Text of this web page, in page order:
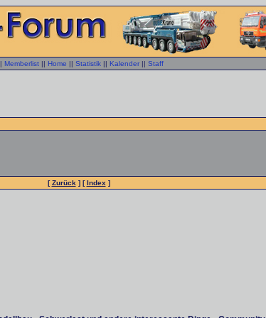
Memberlist || Home || Statistik || Kalender || Staff
[Zurück ] [Index ]